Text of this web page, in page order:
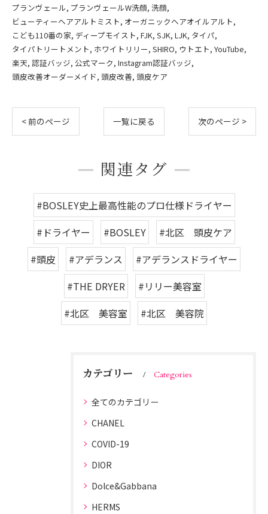
プランヴェール プランヴェールW洗顔 洗顔
ビューティーヘアアルトミスト オーガニックヘアオイルアルト
こども110番の家 ディープモイスト FJK SJK LJK タイパ
タイパトリートメント ホワイトリリー SHIRO ウトエト YouTube
楽天 認証バッジ 公式マーク Instagram認証バッジ
頭皮改善オーダーメイド 頭皮改善 頭皮ケア
< 前のページ 一覧に戻る 次のページ >
関連タグ
#BOSLEY史上最高性能のプロ仕様ドライヤー
#ドライヤー
#BOSLEY
#北区 頭皮ケア
#頭皮
#アデランス
#アデランスドライヤー
#THE DRYER
#リリー美容室
#北区 美容室
#北区 美容院
カテゴリー Categories
全てのカテゴリー
CHANEL
COVID-19
DIOR
Dolce&Gabbana
HERMS